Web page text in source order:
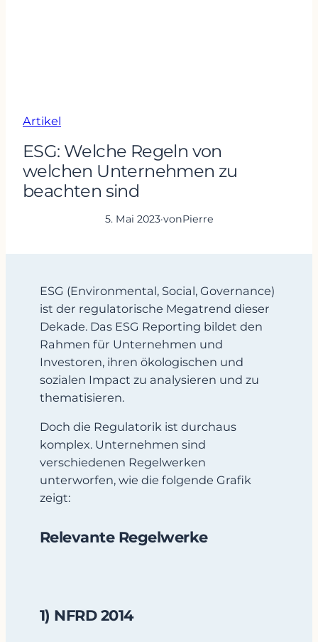
Artikel
ESG: Welche Regeln von
welchen Unternehmen zu
beachten sind
5. Mai 2023·vonPierre
ESG (Environmental, Social, Governance)
ist der regulatorische Megatrend dieser
Dekade. Das ESG Reporting bildet den
Rahmen für Unternehmen und
Investoren, ihren ökologischen und
sozialen Impact zu analysieren und zu
thematisieren.
Doch die Regulatorik ist durchaus
komplex. Unternehmen sind
verschiedenen Regelwerken
unterworfen, wie die folgende Grafik
zeigt:
Relevante Regelwerke
1) NFRD 2014